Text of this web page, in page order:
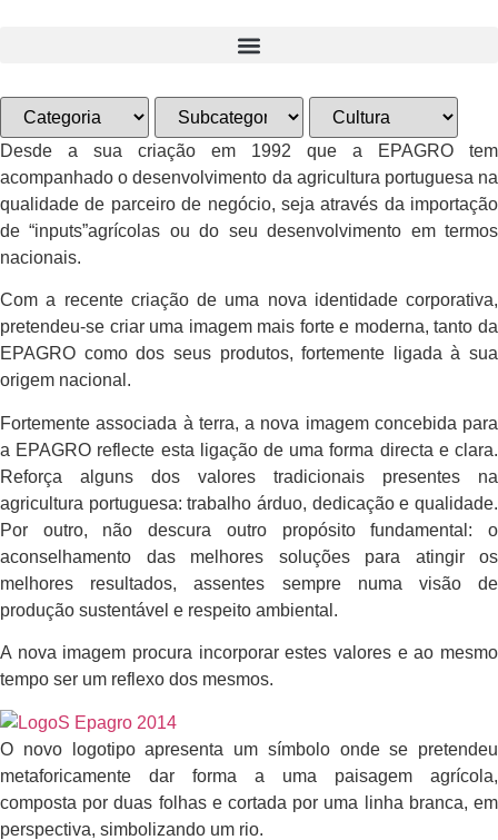
Desde a sua criação em 1992 que a EPAGRO tem
acompanhado o desenvolvimento da agricultura portuguesa na
qualidade de parceiro de negócio, seja através da importação
de “inputs”agrícolas ou do seu desenvolvimento em termos
nacionais.
Com a recente criação de uma nova identidade corporativa,
pretendeu-se criar uma imagem mais forte e moderna, tanto da
EPAGRO como dos seus produtos, fortemente ligada à sua
origem nacional.
Fortemente associada à terra, a nova imagem concebida para
a EPAGRO reflecte esta ligação de uma forma directa e clara.
Reforça alguns dos valores tradicionais presentes na
agricultura portuguesa: trabalho árduo, dedicação e qualidade.
Por outro, não descura outro propósito fundamental: o
aconselhamento das melhores soluções para atingir os
melhores resultados, assentes sempre numa visão de
produção sustentável e respeito ambiental.
A nova imagem procura incorporar estes valores e ao mesmo
tempo ser um reflexo dos mesmos.
O novo logotipo apresenta um símbolo onde se pretendeu
metaforicamente dar forma a uma paisagem agrícola,
composta por duas folhas e cortada por uma linha branca, em
perspectiva, simbolizando um rio.